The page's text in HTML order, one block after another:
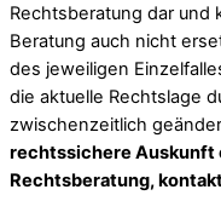
Rechtsberatung dar und
Beratung auch nicht
des jeweiligen
die aktuelle Rechtslage
zwischenzeitlich
rechtssichere Auskunft
Rechtsberatung,